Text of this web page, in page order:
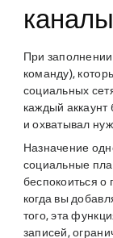
каналы
При
команду),
социальных
каждый аккаунт
и охватывал
Назначение
социальные
беспокоиться о
когда вы
того, эта
записей,